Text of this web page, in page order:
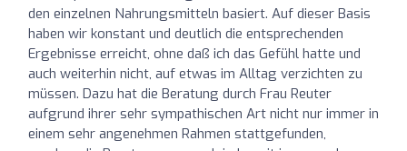
den einzelnen Nahrungsmitteln basiert. Auf dieser Basis
haben wir konstant und deutlich die entsprechenden
Ergebnisse erreicht, ohne daß ich das Gefühl hatte und
auch weiterhin nicht, auf etwas im Alltag verzichten zu
müssen. Dazu hat die Beratung durch Frau Reuter
aufgrund ihrer sehr sympathischen Art nicht nur immer in
einem sehr angenehmen Rahmen stattgefunden,